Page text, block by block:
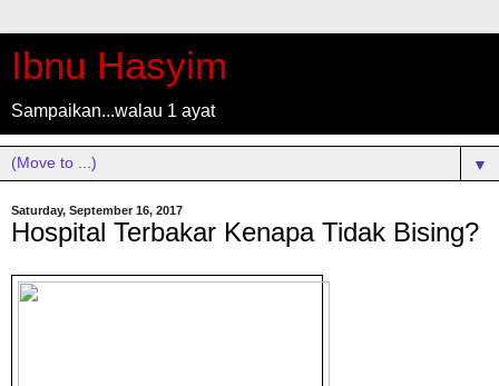
Ibnu Hasyim
Sampaikan...walau 1 ayat
▼
Saturday, September 16, 2017
Hospital Terbakar Kenapa Tidak Bising?